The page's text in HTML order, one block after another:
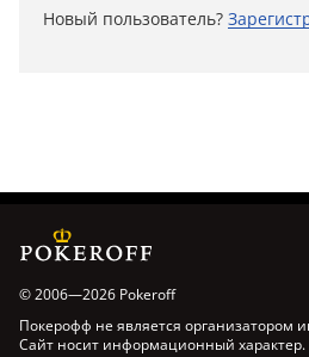
Новый пользователь?
© 2006—2026 Pokeroff
Покерофф не является организатором
Сайт носит информационный характер.